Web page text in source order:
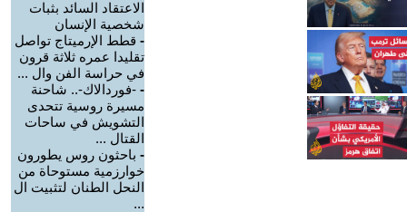
الاعتقاد السائد بثبات
شخصية الإنسان
- قطط الإرميتاج تواصل
تقليدا عمره ثلاثة قرون
في حراسة الفن وال ...
- -فوردالاك-.. شاحنة
مسيرة روسية تتحدى
التشويش في ساحات
القتال ...
- باحثون روس يطورون
خوارزمية مستوحاة من
النحل الطنان لتثبيت ال
...